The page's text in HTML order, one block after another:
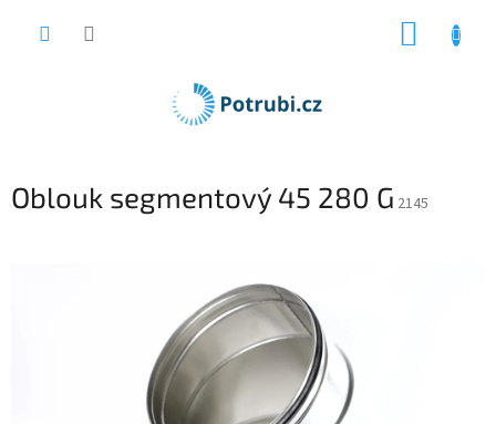
Oblouk segmentový 45 280 G 2145